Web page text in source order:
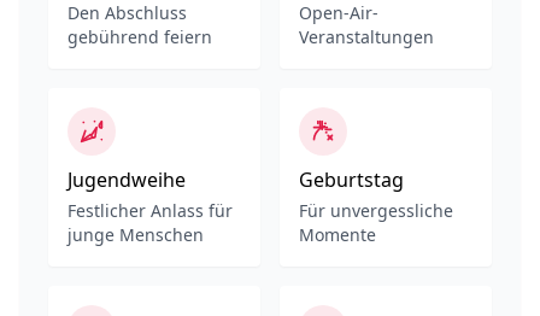
Den Abschluss
gebührend feiern
Open-Air-
Veranstaltungen
Jugendweihe
Festlicher Anlass für
junge Menschen
Geburtstag
Für unvergessliche
Momente